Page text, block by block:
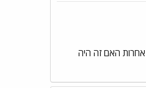
הוא שונה?? ובמילים אחרות האם זה היה